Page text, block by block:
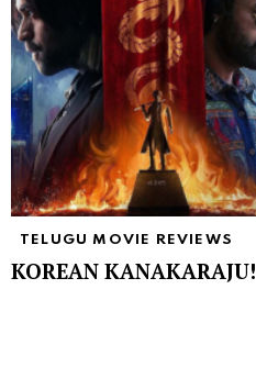
TELUGU MOVIE REVIEWS
KOREAN KANAKARAJU!